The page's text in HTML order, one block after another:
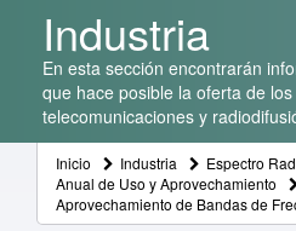
Industria
En esta sección encontrarán
que hace posible la oferta de
telecomunicaciones y
Inicio Industria Espectro
Anual de Uso y Aprovechamiento
Aprovechamiento de Bandas de